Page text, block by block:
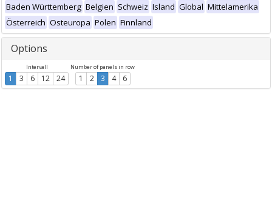
Baden Württemberg Belgien Schweiz Island Global Mittelamerika
Österreich Osteuropa Polen Finnland
Options
Intervall
1 3 6 12 24
Number of panels in row
1 2 3 4 6